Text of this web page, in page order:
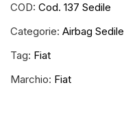
COD: Cod. 137 Sedile
Categorie: Airbag Sedile
Tag: Fiat
Marchio: Fiat